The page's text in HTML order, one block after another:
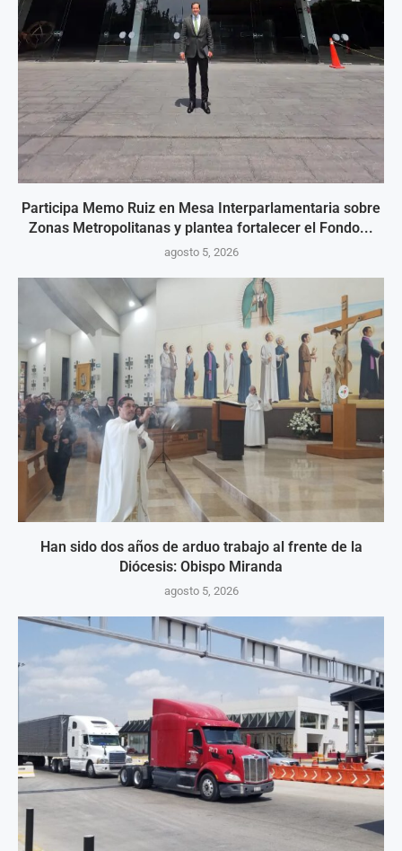
Participa Memo Ruiz en Mesa Interparlamentaria sobre
Zonas Metropolitanas y plantea fortalecer el Fondo...
agosto 5, 2026
Han sido dos años de arduo trabajo al frente de la
Diócesis: Obispo Miranda
agosto 5, 2026